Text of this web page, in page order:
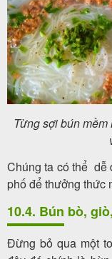
Từng sợi bún
Chúng ta có thể dễ
phố để thưởng thức
10.4. Bún bò,
Đừng bỏ qua một